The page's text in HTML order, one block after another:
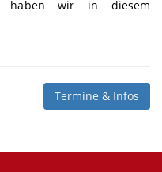
haben wir in diesem
Termine & Infos